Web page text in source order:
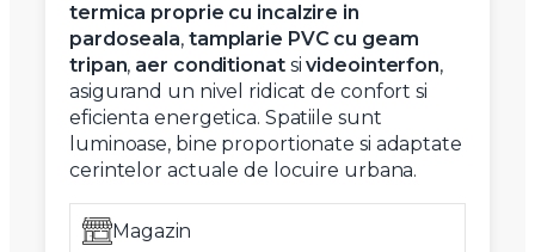
termica proprie cu incalzire in
pardoseala, tamplarie PVC cu geam
tripan, aer conditionatsivideointerfon,
asigurand un nivel ridicat de confort si
eficienta energetica. Spatiile sunt
luminoase, bine proportionate si adaptate
cerintelor actuale de locuire urbana.
Magazin